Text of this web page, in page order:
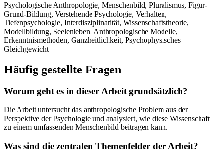
Psychologische Anthropologie, Menschenbild, Pluralismus, Figur-
Grund-Bildung, Verstehende Psychologie, Verhalten,
Tiefenpsychologie, Interdisziplinarität, Wissenschaftstheorie,
Modellbildung, Seelenleben, Anthropologische Modelle,
Erkenntnismethoden, Ganzheitlichkeit, Psychophysisches
Gleichgewicht
Häufig gestellte Fragen
Worum geht es in dieser Arbeit grundsätzlich?
Die Arbeit untersucht das anthropologische Problem aus der
Perspektive der Psychologie und analysiert, wie diese Wissenschaft
zu einem umfassenden Menschenbild beitragen kann.
Was sind die zentralen Themenfelder der Arbeit?